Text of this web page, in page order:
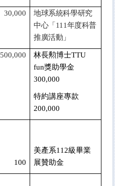
30,000
地球系統科學研究
中心「111年度科普
推廣活動」
500,000
林長勲博士TTU
fun獎助學金
300,000
特約講座專款
200,000
100
美產系112級畢業
展贊助金